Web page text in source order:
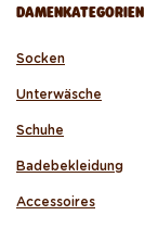
DAMENKATEGORIEN
Socken
Unterwäsche
Schuhe
Badebekleidung
Accessoires